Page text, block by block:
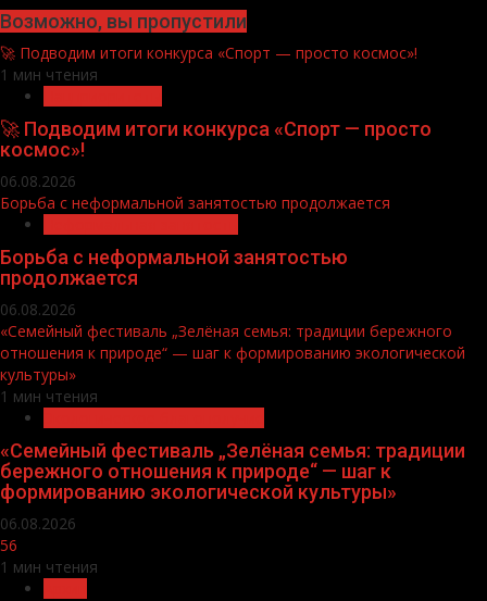
Возможно, вы пропустили
🚀 Подводим итоги конкурса «Спорт — просто космос»!
1 мин чтения
🚀 Подводим итоги конкурса «Спорт — просто
космос»!
06.08.2026
Борьба с неформальной занятостью продолжается
Борьба с неформальной занятостью
продолжается
06.08.2026
«Семейный фестиваль „Зелёная семья: традиции бережного
отношения к природе“ — шаг к формированию экологической
культуры»
1 мин чтения
«Семейный фестиваль „Зелёная семья: традиции
бережного отношения к природе“ — шаг к
формированию экологической культуры»
06.08.2026
56
1 мин чтения